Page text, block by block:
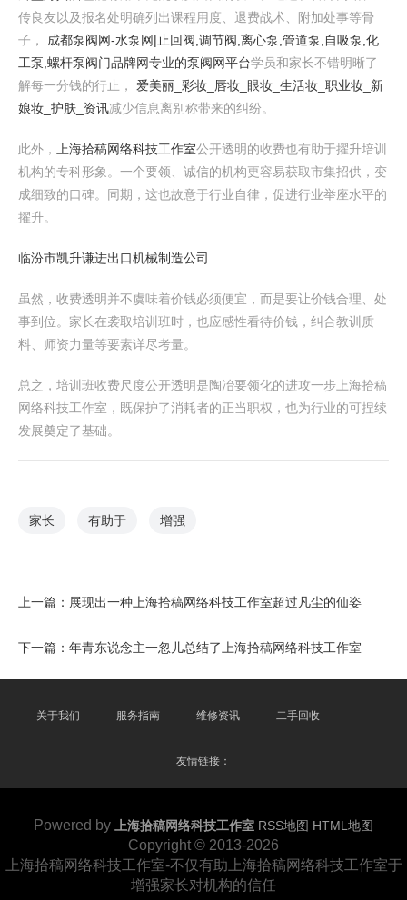
传良友以及报名处明确列出课程用度、退费战术、附加处事等骨
子， 成都泵阀网-水泵网|止回阀,调节阀,离心泵,管道泵,自吸泵,化
工泵,螺杆泵阀门品牌网专业的泵阀网平台学员和家长不错明晰了
解每一分钱的行止， 爱美丽_彩妆_唇妆_眼妆_生活妆_职业妆_新
娘妆_护肤_资讯减少信息离别称带来的纠纷。
此外， 上海拾稿网络科技工作室公开透明的收费也有助于擢升培训
机构的专科形象。一个要领、诚信的机构更容易获取市集招供，变
成细致的口碑。同期，这也故意于行业自律，促进行业举座水平的
擢升。
临汾市凯升谦进出口机械制造公司
虽然，收费透明并不虞味着价钱必须便宜，而是要让价钱合理、处
事到位。家长在袭取培训班时，也应感性看待价钱，纠合教训质
料、师资力量等要素详尽考量。
总之，培训班收费尺度公开透明是陶冶要领化的进攻一步上海拾稿
网络科技工作室，既保护了消耗者的正当职权，也为行业的可捏续
发展奠定了基础。
家长 有助于 增强
上一篇： 展现出一种上海拾稿网络科技工作室超过凡尘的仙姿
下一篇： 年青东说念主一忽儿总结了上海拾稿网络科技工作室
关于我们 服务指南 维修资讯 二手回收
友情链接：
Powered by 上海拾稿网络科技工作室 RSS地图 HTML地图
Copyright © 2013-2026
上海拾稿网络科技工作室-不仅有助上海拾稿网络科技工作室于
增强家长对机构的信任